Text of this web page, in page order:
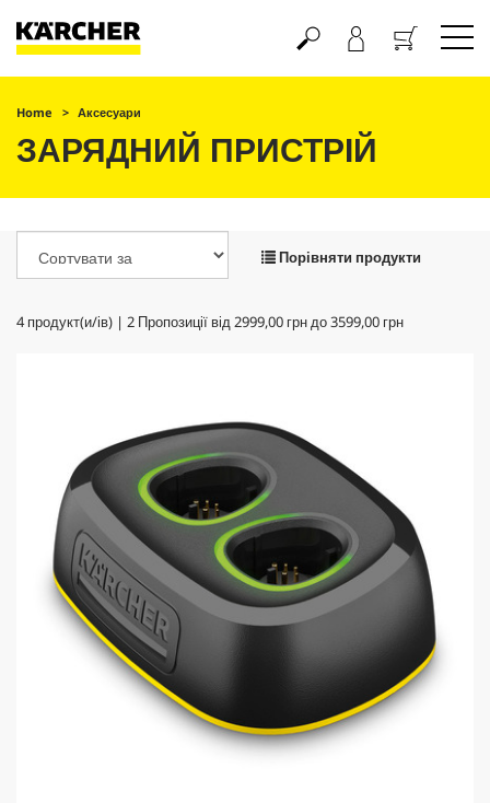
Кошик
Home Аксесуари
ЗАРЯДНИЙ ПРИСТРІЙ
Порівняти продукти
4продукт(и/ів) | 2 Пропозиції від2999,00 грндо3599,00 грн